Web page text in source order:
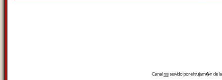
Canalrssservido por eltrujam�nde